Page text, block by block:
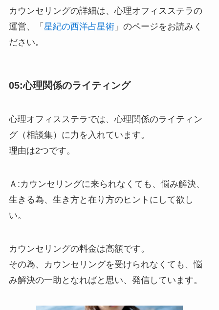
カウンセリングの詳細は、心理オフィスステラの
運営、「 星紀の西洋占星術」のページをお読みく
ださい。
05:心理関係のライティング
心理オフィスステラでは、心理関係のライティン
グ（相談集）に力を入れています。
理由は2つです。
Ａ:カウンセリングに来られなくても、悩み解決、
生きる為、生き方と在り方のヒントにして欲し
い。
カウンセリングの料金は高額です。
その為、カウンセリングを受けられなくても、悩
み解決の一助となればと思い、発信しています。